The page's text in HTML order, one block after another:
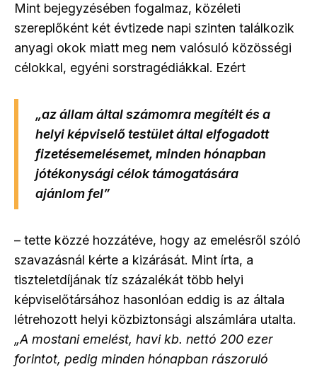
Mint bejegyzésében fogalmaz, közéleti
szereplőként két évtizede napi szinten találkozik
anyagi okok miatt meg nem valósuló közösségi
célokkal, egyéni sorstragédiákkal. Ezért
„az állam által számomra megítélt és a
helyi képviselő testület által elfogadott
fizetésemelésemet, minden hónapban
jótékonysági célok támogatására
ajánlom fel”
– tette közzé hozzátéve, hogy az emelésről szóló
szavazásnál kérte a kizárását. Mint írta, a
tiszteletdíjának tíz százalékát több helyi
képviselőtársához hasonlóan eddig is az általa
létrehozott helyi közbiztonsági alszámlára utalta.
„A mostani emelést, havi kb. nettó 200 ezer
forintot, pedig minden hónapban rászoruló